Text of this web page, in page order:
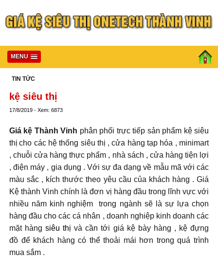
MENU
TIN TỨC
kệ siêu thị
17/8/2019 - Xem: 6873
Giá kệ Thành Vinh phân phối trực tiếp sản phẩm kệ siêu
thị cho các hệ thống siêu thị , cửa hàng tạp hóa , minimart
, chuỗi cửa hàng thực phẩm , nhà sách , cửa hàng tiện lợi
, điện máy , gia dụng . Với sự đa dạng về mẫu mã với các
màu sắc , kích thước theo yêu cầu của khách hàng . Giá
Kệ thành Vinh chính là đơn vị hàng đầu trong lĩnh vực với
nhiều năm kinh nghiệm trong ngành sẽ là sự lựa chọn
hàng đầu cho các cá nhân , doanh nghiệp kinh doanh các
mặt hàngsiêu thị và cần tới giá kệ bày hàng , kệ đựng
đồ để khách hàng có thể thoải mái hơn trong quá trình
mua sắm .